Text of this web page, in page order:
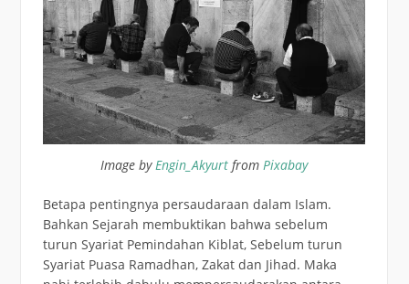
Image by Engin_Akyurt from Pixabay
Betapa pentingnya persaudaraan dalam Islam.
Bahkan Sejarah membuktikan bahwa sebelum
turun Syariat Pemindahan Kiblat, Sebelum turun
Syariat Puasa Ramadhan, Zakat dan Jihad. Maka